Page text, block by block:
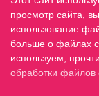
Услуги
просмотр сайта,
использование
больше о файлах
используем,
обработки файлов